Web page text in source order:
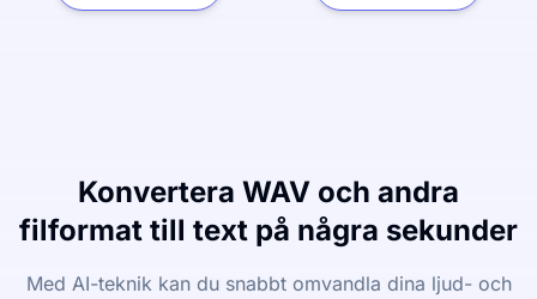
Konvertera WAV och andra
filformat till text på några sekunder
Med AI-teknik kan du snabbt omvandla dina ljud- och